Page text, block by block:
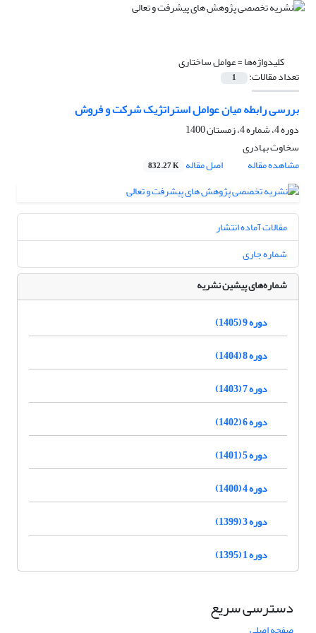
کلیدواژه‌ها =عوامل ساختاری
تعداد مقالات: 1
بررسی رابطه میان عوامل استراتژیک شرکت و فروش
دوره 4، شماره 4، زمستان 1400
سخاوت بهادری
مشاهده مقاله
اصل مقاله 832.27 K
مقالات آماده انتشار
شماره جاری
شماره‌های پیشین نشریه
دوره 9 (1405)
دوره 8 (1404)
دوره 7 (1403)
دوره 6 (1402)
دوره 5 (1401)
دوره 4 (1400)
دوره 3 (1399)
دوره 1 (1395)
دسترسی سریع